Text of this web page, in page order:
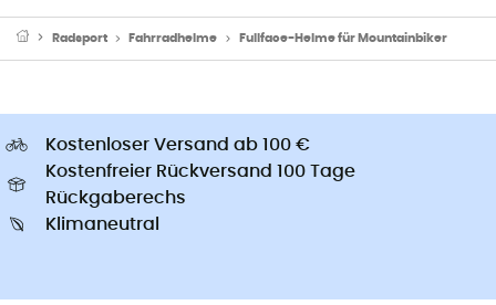
Radsport Fahrradhelme Fullface-Helme für Mountainbiker
Kostenloser Versand ab 100 €
Kostenfreier Rückversand 100 Tage
Rückgaberechs
Klimaneutral